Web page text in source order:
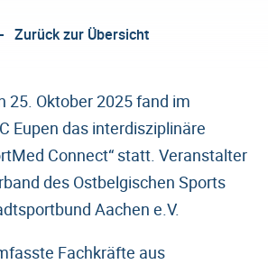
Zurück zur Übersicht
25. Oktober 2025 fand im
Eupen das interdisziplinäre
Connect“ statt. Veranstalter
des Ostbelgischen Sports
Aachen e.V.
Fachkräfte aus